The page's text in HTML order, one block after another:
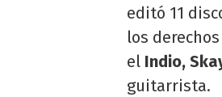
editó 11
los
el Indio,
guitarrista.